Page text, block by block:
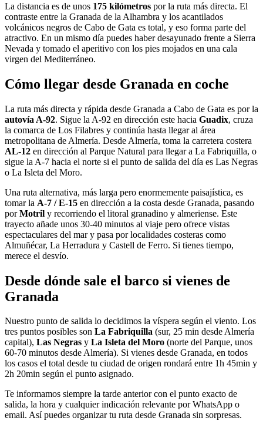
La distancia es de unos 175 kilómetros por la ruta más directa. El
contraste entre la Granada de la Alhambra y los acantilados
volcánicos negros de Cabo de Gata es total, y eso forma parte del
atractivo. En un mismo día puedes haber desayunado frente a Sierra
Nevada y tomado el aperitivo con los pies mojados en una cala
virgen del Mediterráneo.
Cómo llegar desde Granada en coche
La ruta más directa y rápida desde Granada a Cabo de Gata es por la
autovía A-92. Sigue la A-92 en dirección este hacia Guadix, cruza
la comarca de Los Filabres y continúa hasta llegar al área
metropolitana de Almería. Desde Almería, toma la carretera costera
AL-12 en dirección al Parque Natural para llegar a La Fabriquilla, o
sigue la A-7 hacia el norte si el punto de salida del día es Las Negras
o La Isleta del Moro.
Una ruta alternativa, más larga pero enormemente paisajística, es
tomar la A-7 / E-15 en dirección a la costa desde Granada, pasando
porMotril y recorriendo el litoral granadino y almeriense. Este
trayecto añade unos 30-40 minutos al viaje pero ofrece vistas
espectaculares del mar y pasa por localidades costeras como
Almuñécar, La Herradura y Castell de Ferro. Si tienes tiempo,
merece el desvío.
Desde dónde sale el barco si vienes de
Granada
Nuestro punto de salida lo decidimos la víspera según el viento. Los
tres puntos posibles son La Fabriquilla (sur, 25 min desde Almería
capital), Las Negras y La Isleta del Moro (norte del Parque, unos
60-70 minutos desde Almería). Si vienes desde Granada, en todos
los casos el total desde tu ciudad de origen rondará entre 1h 45min y
2h 20min según el punto asignado.
Te informamos siempre la tarde anterior con el punto exacto de
salida, la hora y cualquier indicación relevante por WhatsApp o
email. Así puedes organizar tu ruta desde Granada sin sorpresas.